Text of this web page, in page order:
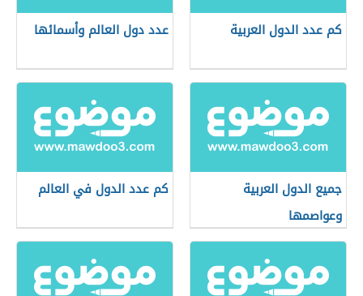
كم عدد الدول العربية عدد دول العالم وأسمائها
جميع الدول العربية
وعواصمها
كم عدد الدول في العالم